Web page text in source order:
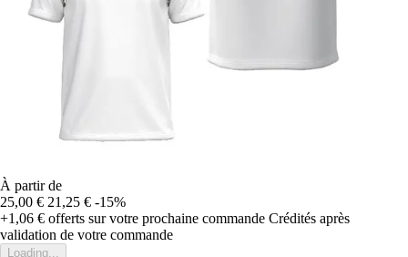
À partir de
25,00 € 21,25 € -15%
+1,06 € offerts sur votre prochaine commande Crédités après
validation de votre commande
Loading...